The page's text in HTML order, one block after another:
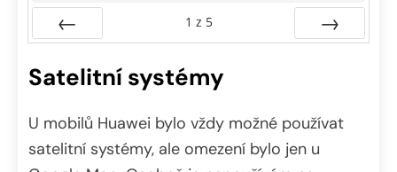
1 z 5
Satelitní systémy
U mobilů Huawei bylo vždy možné používat
satelitní systémy, ale omezení bylo jen u